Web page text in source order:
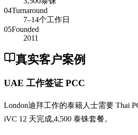
04Turnaround
7–14个工作日
05Founded
2011
真实客户案例
UAE 工作签证 PCC
London迪拜工作的泰籍人士需要 Thai
iVC 12 天完成,4,500 泰铢套餐。